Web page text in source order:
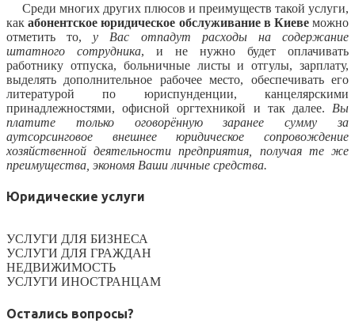
Среди многих других плюсов и преимуществ такой услуги,
какабонентское юридическое обслуживание в Киевеможно
отметить то,у Вас отпадут расходы на содержание
штатного сотрудника, и не нужно будет оплачивать
работнику отпуска, больничные листы и отгулы, зарплату,
выделять дополнительное рабочее место, обеспечивать его
литературой по юриспунденции, канцелярскими
принадлежностями, офисной оргтехникой и так далее. Вы
платите только оговорённую заранее сумму
за
аутсорсинговое внешнее юридическое сопровождение
хозяйственной деятельности предприятия, получая те же
преимущества, экономя Ваши личные средства.
Юридические услуги
УСЛУГИ ДЛЯ БИЗНЕСА
УСЛУГИ ДЛЯ ГРАЖДАН
НЕДВИЖИМОСТЬ
УСЛУГИ ИНОСТРАНЦАМ
Остались вопросы?